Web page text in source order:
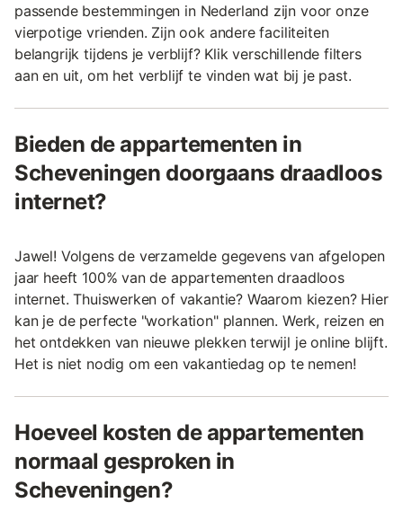
passende bestemmingen in Nederland zijn voor onze
vierpotige vrienden. Zijn ook andere faciliteiten
belangrijk tijdens je verblijf? Klik verschillende filters
aan en uit, om het verblijf te vinden wat bij je past.
Bieden de appartementen in
Scheveningen doorgaans draadloos
internet?
Jawel! Volgens de verzamelde gegevens van afgelopen
jaar heeft 100% van de appartementen draadloos
internet. Thuiswerken of vakantie? Waarom kiezen? Hier
kan je de perfecte "workation" plannen. Werk, reizen en
het ontdekken van nieuwe plekken terwijl je online blijft.
Het is niet nodig om een vakantiedag op te nemen!
Hoeveel kosten de appartementen
normaal gesproken in
Scheveningen?